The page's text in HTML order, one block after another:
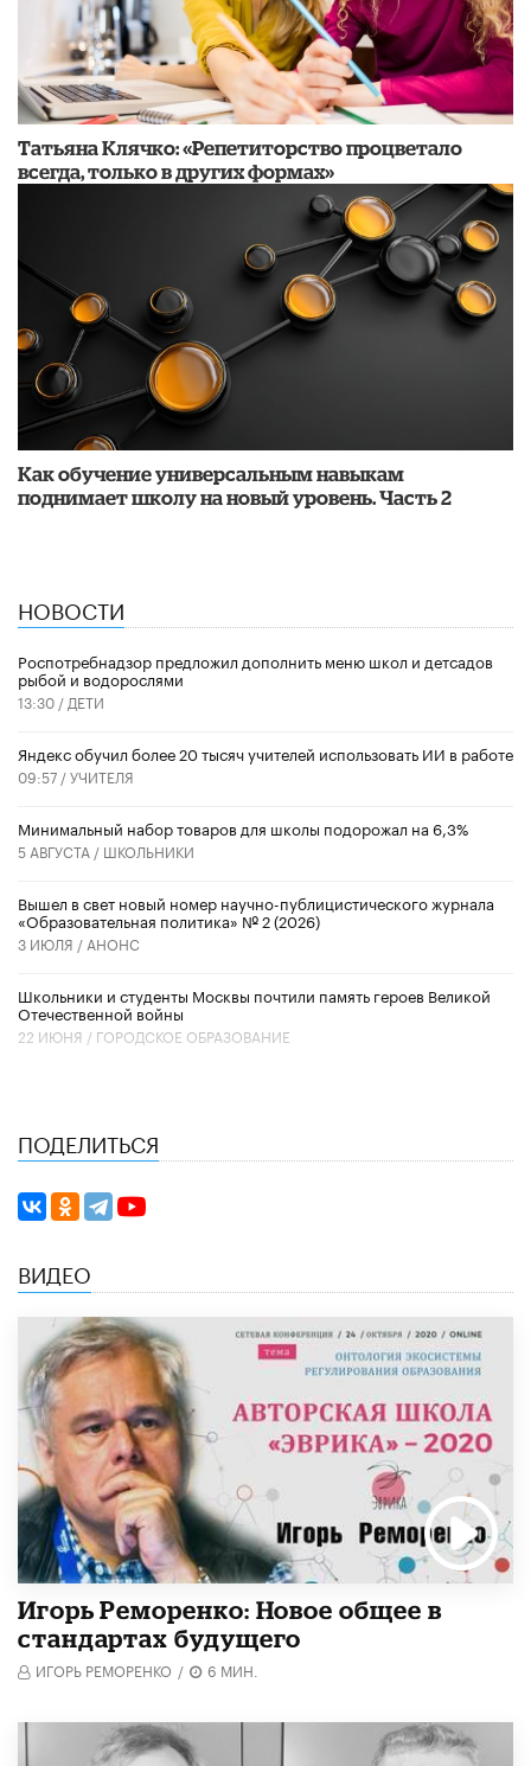
​Татьяна Клячко: «Репетиторство процветало
всегда, только в других формах»
​Как обучение универсальным навыкам
поднимает школу на новый уровень. Часть 2
НОВОСТИ
Роспотребнадзор предложил дополнить меню школ и детсадов
рыбой и водорослями
13:30 / ДЕТИ
​Яндекс обучил более 20 тысяч учителей использовать ИИ в работе
09:57 /УЧИТЕЛЯ
Минимальный набор товаров для школы подорожал на 6,3%
5 АВГУСТА / ШКОЛЬНИКИ
Вышел в свет новый номер научно-публицистического журнала
«Образовательная политика» № 2 (2026)
3 ИЮЛЯ / АНОНС
Школьники и студенты Москвы почтили память героев Великой
Отечественной войны
22 ИЮНЯ / ГОРОДСКОЕ ОБРАЗОВАНИЕ
ПОДЕЛИТЬСЯ
ВИДЕО
Игорь Реморенко: Новое общее в
стандартах будущего
ИГОРЬ РЕМОРЕНКО / 6 МИН.